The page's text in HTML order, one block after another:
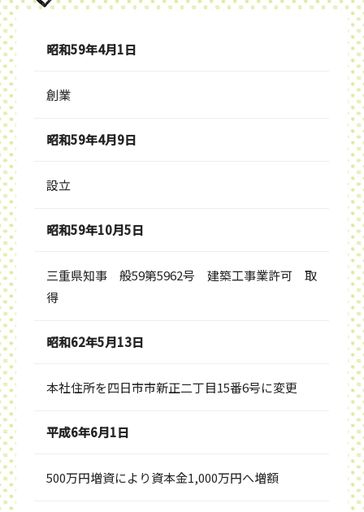
昭和59年4月1日
創業
昭和59年4月9日
設立
昭和59年10月5日
三重県知事 般59第5962号 建築工事業許可 取
得
昭和62年5月13日
本社住所を四日市市新正二丁目15番6号に変更
平成6年6月1日
500万円増資により資本金1,000万円へ増額